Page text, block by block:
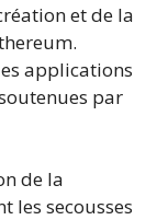
et de la
applications
par
de la
les secousses